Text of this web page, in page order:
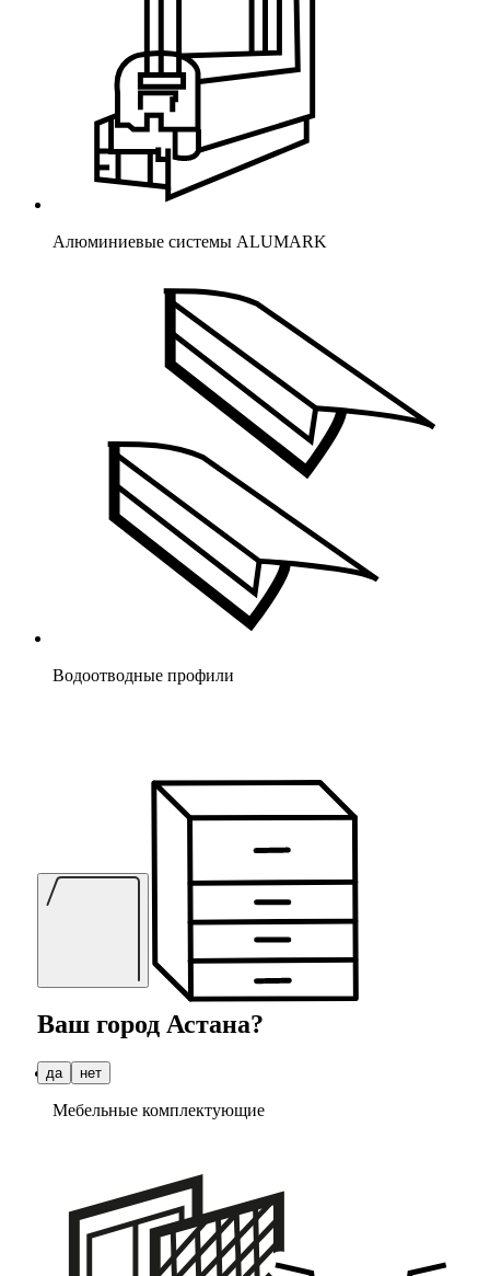
Алюминиевые системы ALUMARK
Водоотводные профили
Мебельные комплектующие
Ваш город Астана?
да нет